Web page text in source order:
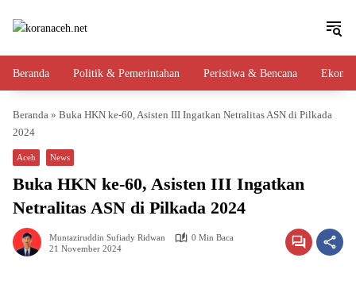
Beranda Politik & Pemerintahan Peristiwa & Bencana
Beranda » Buka HKN ke-60, Asisten III Ingatkan Netralitas ASN di Pilkada
2024
Aceh News
Buka HKN ke-60, Asisten III Ingatkan
Netralitas ASN di Pilkada 2024
Muntaziruddin Sufiady Ridwan
0 Min Baca
21 November 2024